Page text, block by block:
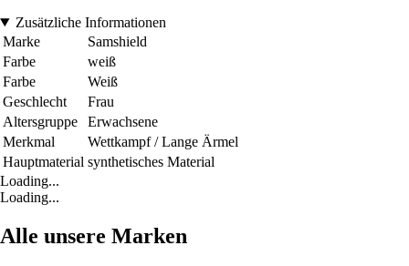
Zusätzliche Informationen
Marke
Samshield
Farbe
weiß
Farbe
Weiß
Geschlecht
Frau
Altersgruppe
Erwachsene
Merkmal
Wettkampf / Lange Ärmel
Hauptmaterial synthetisches Material
Loading...
Loading...
Alle unsere Marken